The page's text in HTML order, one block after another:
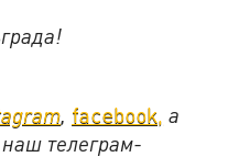
, facebook, а
телеграм-